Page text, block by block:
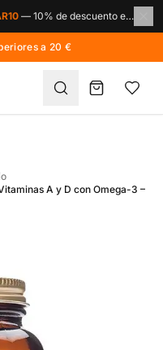
— 10% de descuento en toda la marca Solgar.
a 20 €
A y D con Omega-3 –